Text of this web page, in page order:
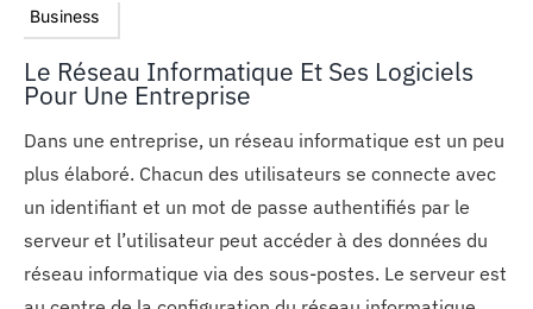
Business
Le Réseau Informatique Et Ses Logiciels
Pour Une Entreprise
Dans une entreprise, un réseau informatique est un peu
plus élaboré. Chacun des utilisateurs se connecte avec
un identifiant et un mot de passe authentifiés par le
serveur et l’utilisateur peut accéder à des données du
réseau informatique via des sous-postes. Le serveur est